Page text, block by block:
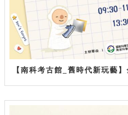
【南科考古館_舊時代新玩藝